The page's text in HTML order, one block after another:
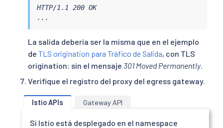
HTTP/1.1 200 OK
...
La salida debería ser la misma que en el ejemplo
de TLS origination para Tráfico de Salida, con TLS
origination: sin el mensaje 301 Moved Permanently.
Verifique el registro del proxy del egress gateway.
Istio APIs Gateway API
Si Istio está desplegado en el namespace